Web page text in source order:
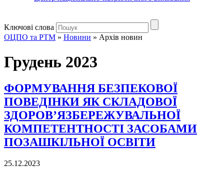
Ключові слова
ОЦПО та РТМ » Новини » Архів новин
Грудень 2023
ФОРМУВАННЯ БЕЗПЕКОВОЇ
ПОВЕДІНКИ ЯК СКЛАДОВОЇ
ЗДОРОВ’ЯЗБЕРЕЖУВАЛЬНОЇ
КОМПЕТЕНТНОСТІ ЗАСОБАМИ
ПОЗАШКІЛЬНОЇ ОСВІТИ
25.12.2023